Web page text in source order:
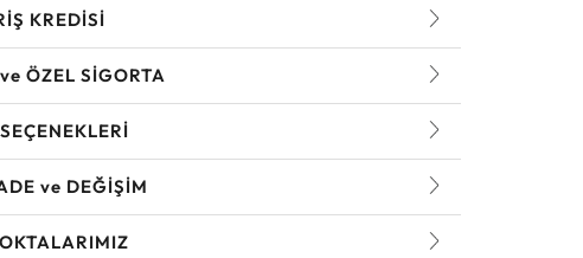
KREDİSİ
ÖZEL SİGORTA
ve DEĞİŞİM